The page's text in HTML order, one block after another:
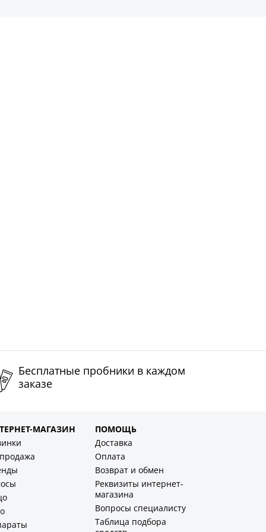
Бесплатные пробники в каждом
заказе
МАГАЗИН
ПОМОЩЬ
Доставка
Оплата
Возврат и обмен
Реквизиты интернет-
магазина
Вопросы специалисту
Таблица подбора